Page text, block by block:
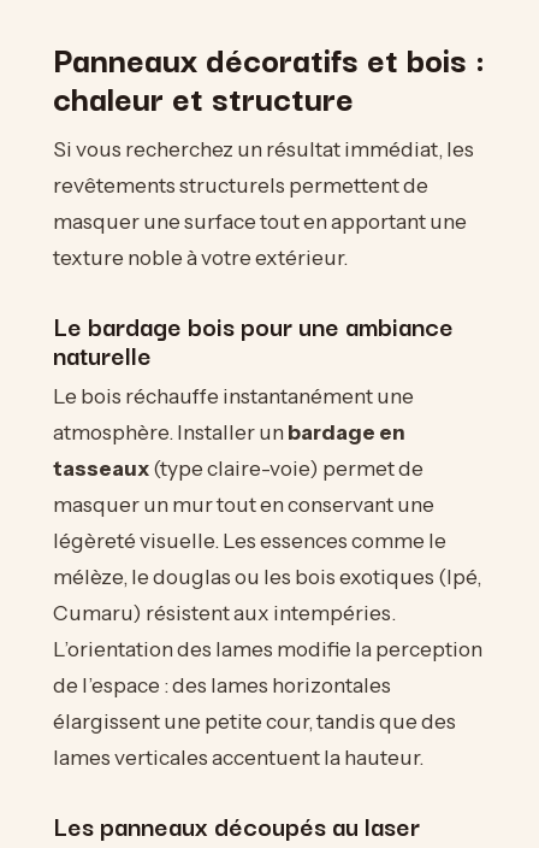
Panneaux décoratifs et bois :
chaleur et structure
Si vous recherchez un résultat immédiat, les
revêtements structurels permettent de
masquer une surface tout en apportant une
texture noble à votre extérieur.
Le bardage bois pour une ambiance
naturelle
Le bois réchauffe instantanément une
atmosphère. Installer un bardage en
tasseaux(type claire-voie) permet de
masquer un mur tout en conservant une
légèreté visuelle. Les essences comme le
mélèze, le douglas ou les bois exotiques (Ipé,
Cumaru) résistent aux intempéries.
L’orientation des lames modifie la perception
de l’espace : des lames horizontales
élargissent une petite cour, tandis que des
lames verticales accentuent la hauteur.
Les panneaux découpés au laser